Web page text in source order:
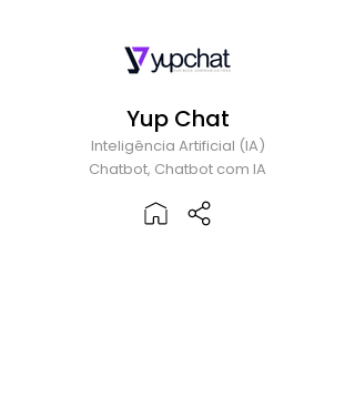
Yup Chat
Inteligência Artificial (IA)
Chatbot, Chatbot com IA